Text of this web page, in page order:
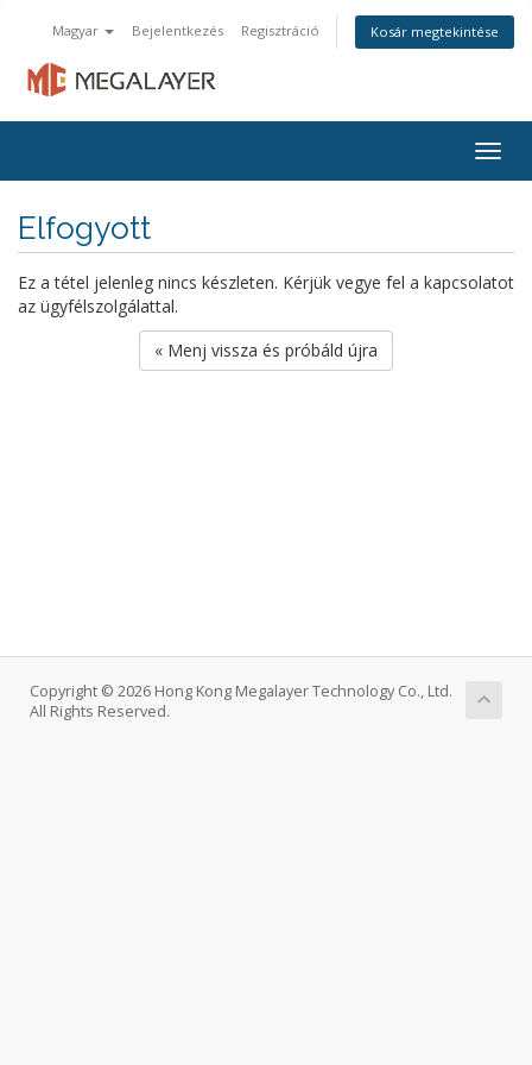
Magyar Bejelentkezés Regisztráció Kosár megtekintése
Elfogyott
Ez a tétel jelenleg nincs készleten. Kérjük vegye fel a kapcsolatot
az ügyfélszolgálattal.
« Menj vissza és próbáld újra
Copyright © 2026 Hong Kong Megalayer Technology Co., Ltd.
All Rights Reserved.